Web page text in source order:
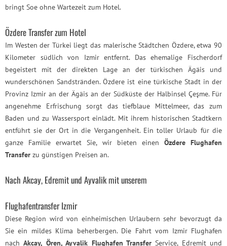
bringt Soe ohne Wartezeit zum Hotel.
Özdere Transfer zum Hotel
Im Westen der Türkei liegt das malerische Städtchen Özdere, etwa 90
Kilometer südlich von Izmir entfernt. Das ehemalige Fischerdorf
begeistert mit der direkten Lage an der türkischen Ägäis und
wunderschönen Sandstränden. Özdere ist eine türkische Stadt in der
Provinz Izmir an der Ägäis an der Südküste der Halbinsel Çeşme. Für
angenehme Erfrischung sorgt das tiefblaue Mittelmeer, das zum
Baden und zu Wassersport einlädt. Mit ihrem historischen Stadtkern
entführt sie der Ort in die Vergangenheit. Ein toller Urlaub für die
ganze Familie erwartet Sie, wir bieten einen Özdere Flughafen
Transfer zu günstigen Preisen an.
Nach Akcay, Edremit und Ayvalik mit unserem
Flughafentransfer Izmir
Diese Region wird von einheimischen Urlaubern sehr bevorzugt da
Sie ein mildes Klima beherbergen. Die Fahrt vom Izmir Flughafen
nachAkcay, Ören, Ayvalik Flughafen TransferService, Edremit und